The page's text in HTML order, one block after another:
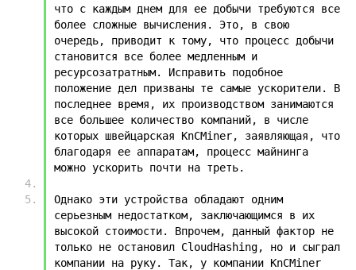
что с каждым днем для ее добычи требуются все
более сложные вычисления. Это, в свою
очередь, приводит к тому, что процесс добычи
становится все более медленным и
ресурсозатратным. Исправить подобное
положение дел призваны те самые ускорители. В
последнее время, их производством занимаются
все большее количество компаний, в числе
которых швейцарская KnCMiner, заявляющая, что
благодаря ее аппаратам, процесс майнинга
можно ускорить почти на треть.
Однако эти устройства обладают одним
серьезным недостатком, заключающимся в их
высокой стоимости. Впрочем, данный фактор не
только не остановил CloudHashing, но и сыграл
компании на руку. Так, у компании KnCMiner